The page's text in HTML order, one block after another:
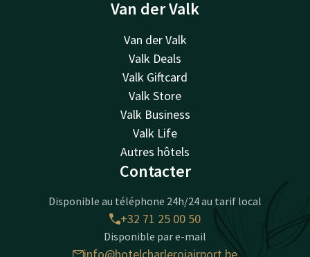
Van der Valk
Van der Valk
Valk Deals
Valk Giftcard
Valk Store
Valk Business
Valk Life
Autres hôtels
Contacter
Disponible au téléphone 24h/24 au tarif local
+32 71 25 00 50
Disponible par e-mail